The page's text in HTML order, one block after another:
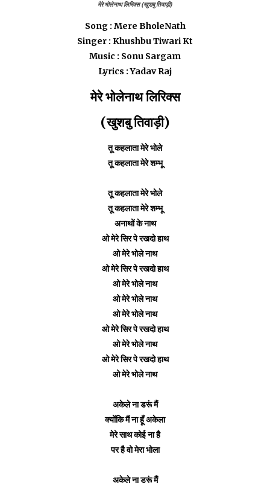
मेरे भोलेनाथ लिरिक्स (खुशबु तिवाड़ी)
Song : Mere BholeNath
Singer : Khushbu Tiwari Kt
Music : Sonu Sargam
Lyrics : Yadav Raj
मेरे भोलेनाथ लिरिक्स
(खुशबु तिवाड़ी)
तू कहलाता मेरे भोले
तू कहलाता मेरे शम्भू
तू कहलाता मेरे भोले
तू कहलाता मेरे शम्भू
अनाथों के नाथ
ओ मेरे सिर पे रखदो हाथ
ओ मेरे भोले नाथ
ओ मेरे सिर पे रखदो हाथ
ओ मेरे भोले नाथ
ओ मेरे भोले नाथ
ओ मेरे भोले नाथ
ओ मेरे सिर पे रखदो हाथ
ओ मेरे भोले नाथ
ओ मेरे सिर पे रखदो हाथ
ओ मेरे भोले नाथ
अकेले ना डरूं मैं
क्योंकि मैं ना हूँ अकेला
मेरे साथ कोई ना है
पर है वो मेरा भोला
अकेले ना डरूं मैं